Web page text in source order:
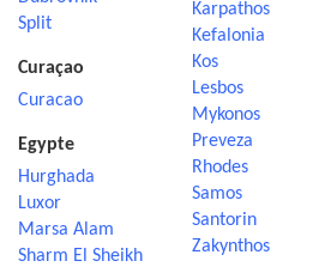
Split
Curaçao
Curacao
Egypte
Hurghada
Luxor
Marsa Alam
Sharm El Sheikh
Karpathos
Kefalonia
Kos
Lesbos
Mykonos
Preveza
Rhodes
Samos
Santorin
Zakynthos